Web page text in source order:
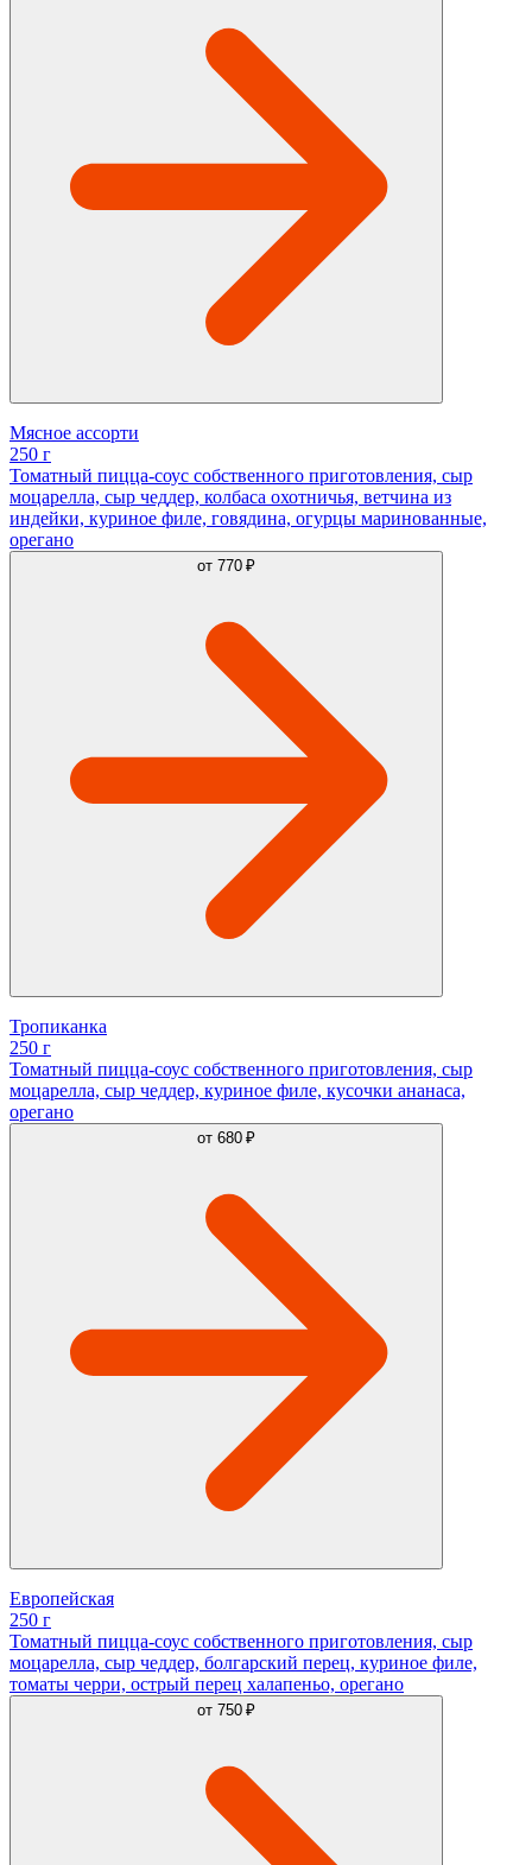
Мясное ассорти
250 г
Томатный пицца-соус собственного приготовления, сыр
моцарелла, сыр чеддер, колбаса охотничья, ветчина из
индейки, куриное филе, говядина, огурцы маринованные,
орегано
от 770 ₽
Тропиканка
250 г
Томатный пицца-соус собственного приготовления, сыр
моцарелла, сыр чеддер, куриное филе, кусочки ананаса,
орегано
от 680 ₽
Европейская
250 г
Томатный пицца-соус собственного приготовления, сыр
моцарелла, сыр чеддер, болгарский перец, куриное филе,
томаты черри, острый перец халапеньо, орегано
от 750 ₽